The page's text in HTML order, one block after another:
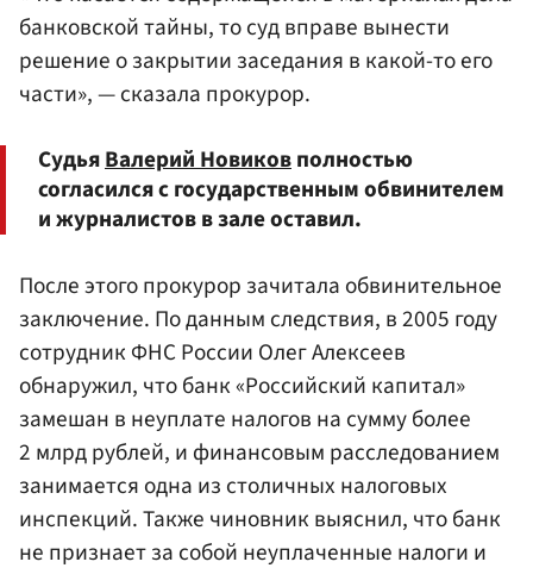
банковской тайны, то суд вправе вынести
решение о закрытии заседания в какой-то его
части», — сказала прокурор.
СудьяВалерий Новиковполностью
согласился с государственным обвинителем
и журналистов в зале оставил.
После этого прокурор зачитала обвинительное
заключение. По данным следствия, в 2005 году
сотрудник ФНС России Олег Алексеев
обнаружил, что банк «Российский капитал»
замешан в неуплате налогов на сумму более
2 млрд рублей, и финансовым расследованием
занимается одна из столичных налоговых
инспекций. Также чиновник выяснил, что банк
не признает за собой неуплаченные налоги и